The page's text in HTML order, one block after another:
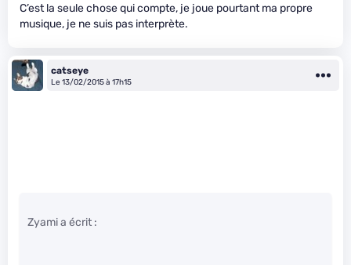
C’est la seule chose qui compte, je joue pourtant ma propre
musique, je ne suis pas interprète.
catseye
Le 13/02/2015 à 17h15
Zyami a écrit :